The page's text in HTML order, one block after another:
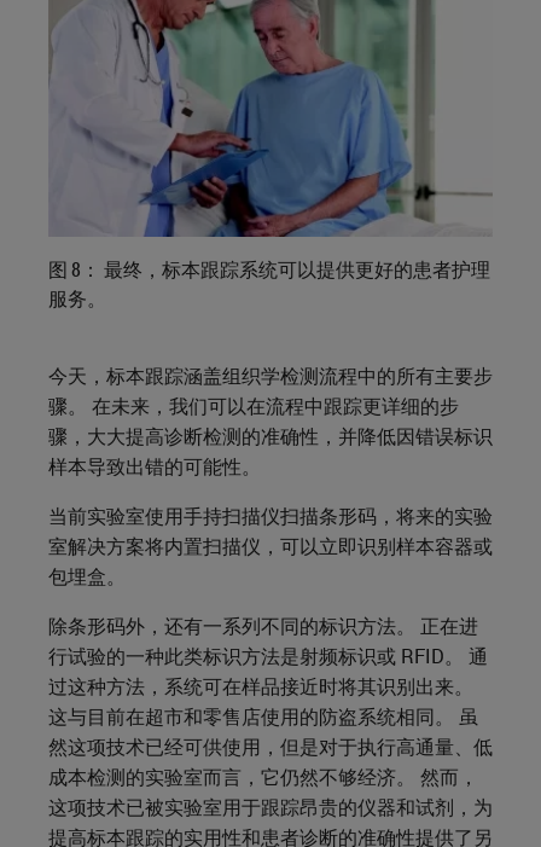
图 8： 最终，标本跟踪系统可以提供更好的患者护理
服务。
今天，标本跟踪涵盖组织学检测流程中的所有主要步
骤。 在未来，我们可以在流程中跟踪更详细的步
骤，大大提高诊断检测的准确性，并降低因错误标识
样本导致出错的可能性。
当前实验室使用手持扫描仪扫描条形码，将来的实验
室解决方案将内置扫描仪，可以立即识别样本容器或
包埋盒。
除条形码外，还有一系列不同的标识方法。 正在进
行试验的一种此类标识方法是射频标识或 RFID。 通
过这种方法，系统可在样品接近时将其识别出来。
这与目前在超市和零售店使用的防盗系统相同。 虽
然这项技术已经可供使用，但是对于执行高通量、低
成本检测的实验室而言，它仍然不够经济。 然而，
这项技术已被实验室用于跟踪昂贵的仪器和试剂，为
提高标本跟踪的实用性和患者诊断的准确性提供了另